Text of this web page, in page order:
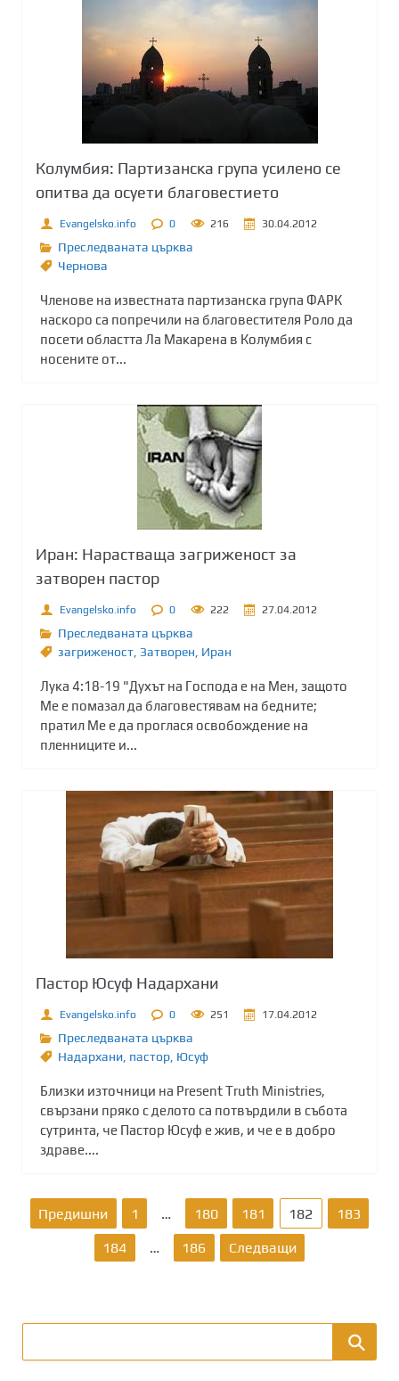
Колумбия: Партизанска група усилено се
опитва да осуети благовестието
Evangelsko.info 0 216 30.04.2012
Преследваната църква
Чернова
Членове на известната партизанска група ФАРК
наскоро са попречили на благовестителя Роло да
посети областта Ла Макарена в Колумбия с
носените от...
Иран: Нарастваща загриженост за
затворен пастор
Evangelsko.info 0 222 27.04.2012
Преследваната църква
загриженост Затворен Иран
Лука 4:18-19 "Духът на Господа е на Мен, защото
Ме е помазал да благовестявам на бедните;
пратил Ме е да проглася освобождение на
пленниците и...
Пастор Юсуф Надархани
Evangelsko.info 0 251 17.04.2012
Преследваната църква
Надархани пастор Юсуф
Близки източници на Present Truth Ministries,
свързани пряко с делото са потвърдили в събота
сутринта, че Пастор Юсуф е жив, и че е в добро
здраве....
д
е
Предишни 1 … 180 181 182 183
184 … 186 Следващи